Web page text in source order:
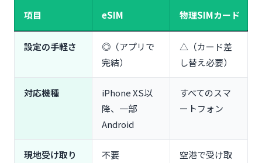
項目 eSIM 物理SIMカード
設定の手軽さ
◎（アプリで
完結）
△（カード差
し替え必要）
対応機種
iPhone XS以
降、一部
Android
すべてのスマ
ートフォン
現地受け取り 不要
空港で受け取